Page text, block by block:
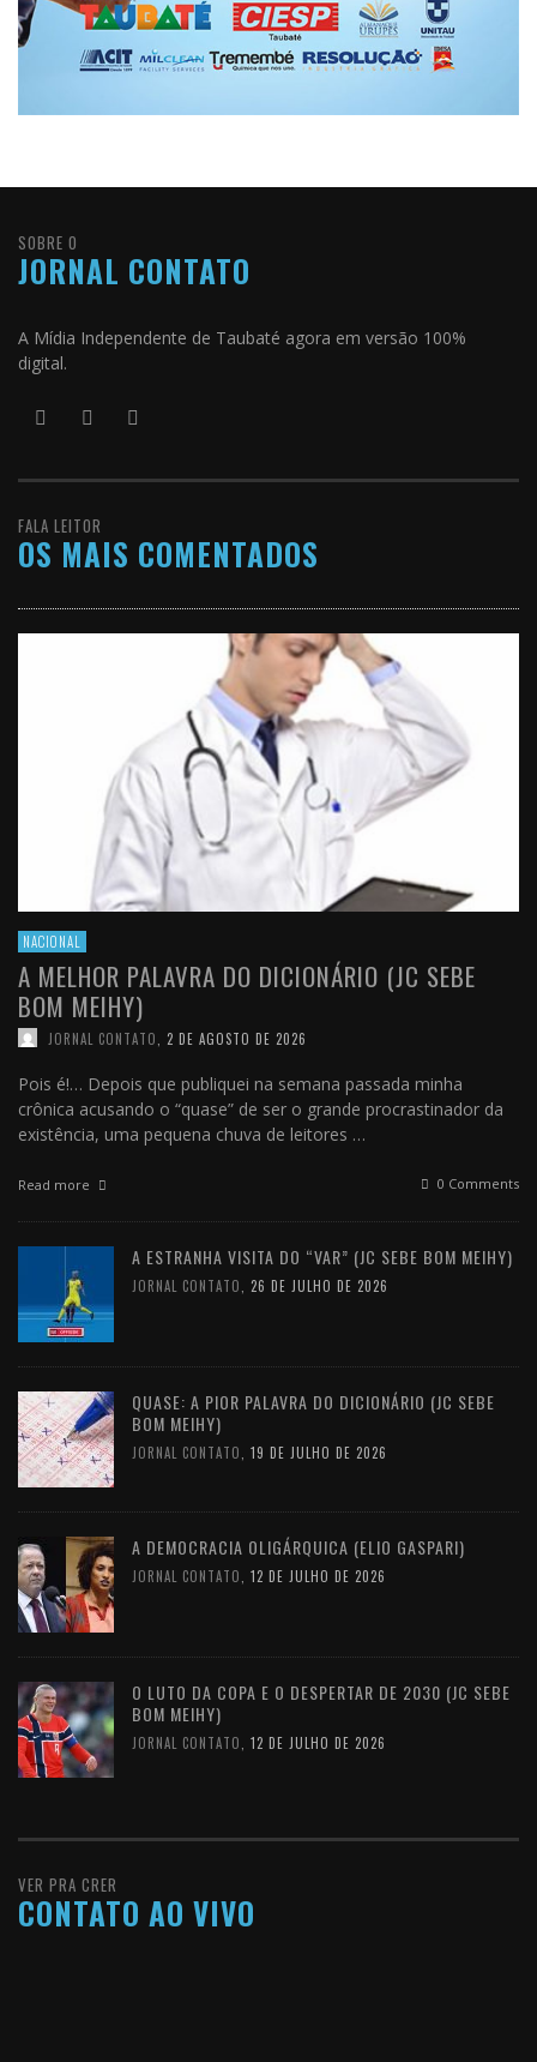
SOBRE O
JORNAL CONTATO
A Mídia Independente de Taubaté agora em versão 100%
digital.
FALA LEITOR
OS MAIS COMENTADOS
NACIONAL
A MELHOR PALAVRA DO DICIONÁRIO (JC SEBE
BOM MEIHY)
JORNAL CONTATO 2 DE AGOSTO DE 2026
Pois é!… Depois que publiquei na semana passada minha
crônica acusando o “quase” de ser o grande procrastinador da
existência, uma pequena chuva de leitores …
Read more 0 Comments
A ESTRANHA VISITA DO “VAR” (JC SEBE BOM MEIHY)
JORNAL CONTATO, 26 DE JULHO DE 2026
QUASE: A PIOR PALAVRA DO DICIONÁRIO (JC SEBE
BOM MEIHY)
JORNAL CONTATO, 19 DE JULHO DE 2026
A DEMOCRACIA OLIGÁRQUICA (ELIO GASPARI)
JORNAL CONTATO, 12 DE JULHO DE 2026
O LUTO DA COPA E O DESPERTAR DE 2030 (JC SEBE
BOM MEIHY)
JORNAL CONTATO, 12 DE JULHO DE 2026
VER PRA CRER
CONTATO AO VIVO